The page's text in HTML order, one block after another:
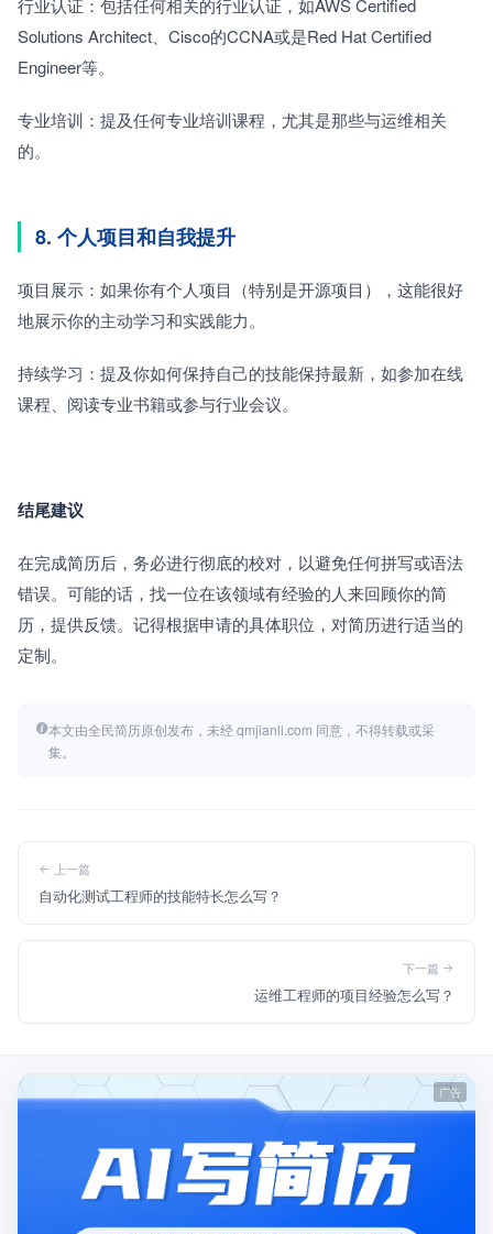
行业认证：包括任何相关的行业认证，如AWS Certified
Solutions Architect、Cisco的CCNA或是Red Hat Certified
Engineer等。
专业培训：提及任何专业培训课程，尤其是那些与运维相关
的。
8. 个人项目和自我提升
项目展示：如果你有个人项目（特别是开源项目），这能很好
地展示你的主动学习和实践能力。
持续学习：提及你如何保持自己的技能保持最新，如参加在线
课程、阅读专业书籍或参与行业会议。
结尾建议
在完成简历后，务必进行彻底的校对，以避免任何拼写或语法
错误。可能的话，找一位在该领域有经验的人来回顾你的简
历，提供反馈。记得根据申请的具体职位，对简历进行适当的
定制。
本文由全民简历原创发布，未经 qmjianli.com 同意，不得转载或采
集。
上一篇
自动化测试工程师的技能特长怎么写？
下一篇
运维工程师的项目经验怎么写？